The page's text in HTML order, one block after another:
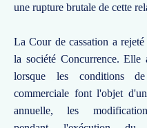
une rupture brutale de cette
La Cour de cassation a
la société Concurrence. Elle
lorsque les conditions
commerciale font l'objet
annuelle, les